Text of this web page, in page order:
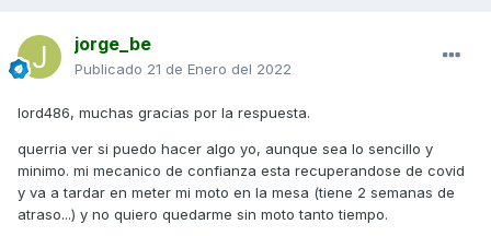
1 - el variador se queda "clavado", o se va "para arriba"
(como para subir velocidad), la moto se queda sin
par/potencia para acelerar/mantener la velocidad y
bloqueado, hasta que se detiene, donde se suelta y la cosa
marcha bien otra ves..... no tengo idea como funciona este
mecanismo, no se si se puede bloquear....
2 - problema alimentacion gasolina, pero se daria a muchas
rpm, en baja no... le llene el tanque para descartar
jorge_be
Publicado 21 de Enero del 2022
lord486, muchas gracias por la respuesta.
querria ver si puedo hacer algo yo, aunque sea lo sencillo y
minimo. mi mecanico de confianza esta recuperandose de covid
y va a tardar en meter mi moto en la mesa (tiene 2 semanas de
atraso...) y no quiero quedarme sin moto tanto tiempo.